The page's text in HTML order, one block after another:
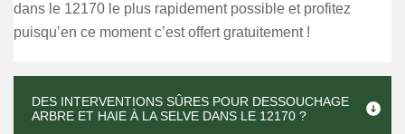
dans le 12170 le plus rapidement possible et profitez
puisqu’en ce moment c’est offert gratuitement !
DES INTERVENTIONS SÛRES POUR DESSOUCHAGE
ARBRE ET HAIE À LA SELVE DANS LE 12170 ?